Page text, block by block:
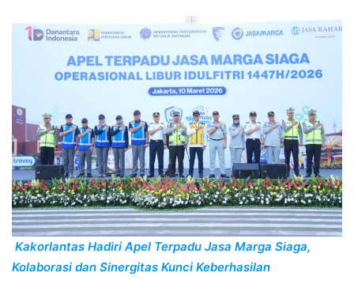
Kakorlantas Hadiri Apel Terpadu Jasa Marga Siaga,
Kolaborasi dan Sinergitas Kunci Keberhasilan